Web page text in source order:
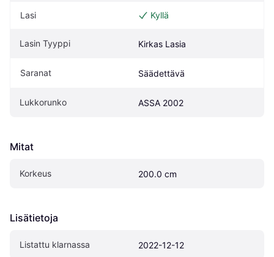
Lasi Kyllä
Lasin Tyyppi Kirkas Lasia
Saranat Säädettävä
Lukkorunko ASSA 2002
Mitat
Korkeus 200.0 cm
Lisätietoja
Listattu klarnassa 2022-12-12